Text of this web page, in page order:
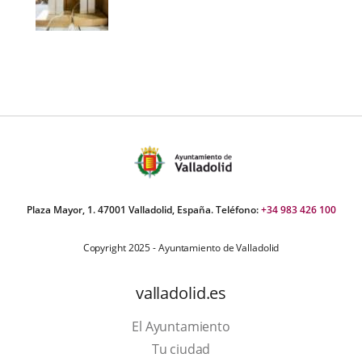
Plaza Mayor, 1. 47001 Valladolid, España. Teléfono:+34 983 426 100
Copyright 2025 - Ayuntamiento de Valladolid
valladolid.es
El Ayuntamiento
Tu ciudad